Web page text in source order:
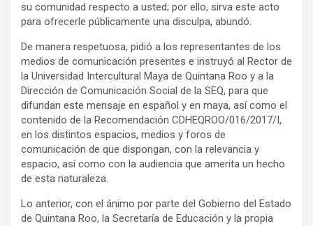
su comunidad respecto a usted; por ello, sirva este acto
para ofrecerle públicamente una disculpa, abundó.
De manera respetuosa, pidió a los representantes de los
medios de comunicación presentes e instruyó al Rector de
la Universidad Intercultural Maya de Quintana Roo y a la
Dirección de Comunicación Social de la SEQ, para que
difundan este mensaje en español y en maya, así como el
contenido de la Recomendación CDHEQROO/016/2017/I,
en los distintos espacios, medios y foros de
comunicación de que dispongan, con la relevancia y
espacio, así como con la audiencia que amerita un hecho
de esta naturaleza.
Lo anterior, con el ánimo por parte del Gobierno del Estado
de Quintana Roo, la Secretaría de Educación y la propia